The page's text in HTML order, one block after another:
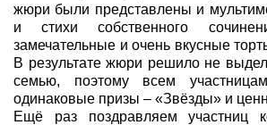
жюри были представлены и
и стихи собственного
замечательные и очень вкусные
В результате жюри решило не
семью, поэтому всем
одинаковые призы – «Звёзды» и
Ещё раз поздравляем участниц